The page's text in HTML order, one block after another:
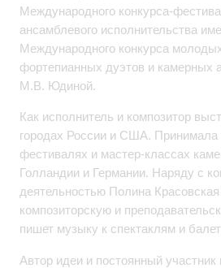
Международного конкурса-
ансамблевого исполнительства
Международного конкурса
фортепианных дуэтов и камерных
М.В. Юдиной.
Как исполнитель и композитор
городах России и США. Принимала
фестивалях и мастер-классах
Голландии и Германии. Наряду с
деятельностью Полина
композиторскую и
пишет музыку к спектаклям и
Автор идеи и постоянный